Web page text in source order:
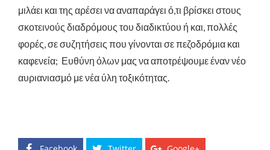
μιλάει και της αρέσει να αναπαράγει ό,τι βρίσκει στους
σκοτεινούς διαδρόμους του διαδικτύου ή και, πολλές
φορές, σε συζητήσεις που γίνονται σε πεζοδρόμια και
καφενεία; Ευθύνη όλων μας να αποτρέψουμε έναν νέο
αυριανιασμό με νέα ύλη τοξικότητας.